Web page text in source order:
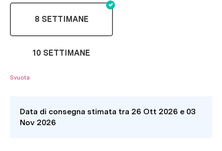
8 SETTIMANE
10 SETTIMANE
Svuota
Data di consegna stimata tra 26 Ott 2026 e 03
Nov 2026